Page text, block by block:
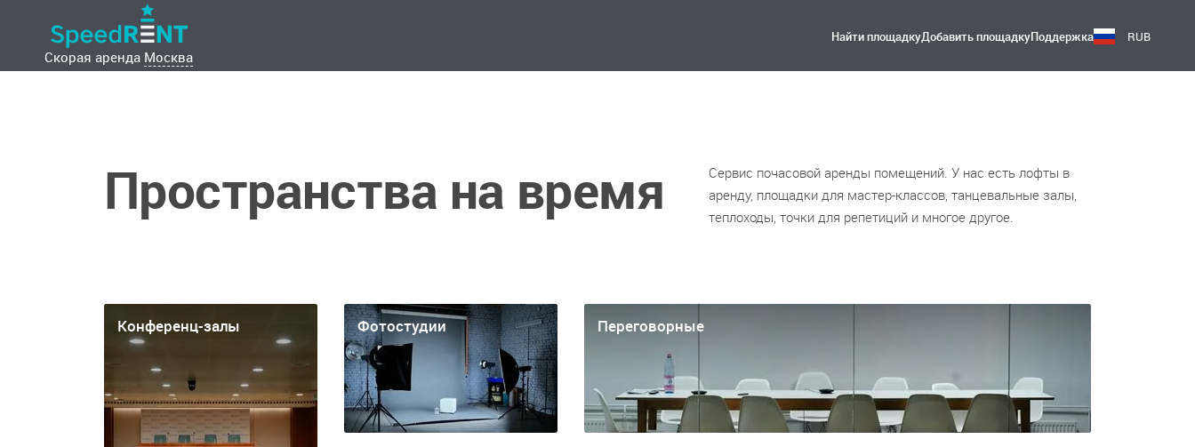
Скорая аренда Москва
Найти площадкуДобавить площадкуПоддержка RUB
Пространства на время
Сервис почасовой аренды помещений. У нас есть лофты в
аренду, площадки для мастер-классов, танцевальные залы,
теплоходы, точки для репетиций и многое другое.
Конференц-залы Фотостудии Переговорные